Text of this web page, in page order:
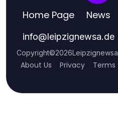
Home Page News
info@leipzignewsa.de
Copyright©2026Leipzignewsa
About Us Privacy Terms